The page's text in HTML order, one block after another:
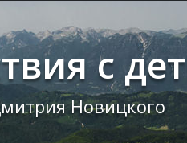
с
Новицкого